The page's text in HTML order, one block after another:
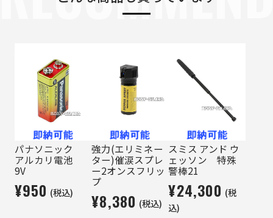
パナソニック
アルカリ電池
9V
¥950 (税込)
強力(エリミネー
ター)催涙スプレ
ー2オンスフリッ
プ
¥8,380 (税込)
スミス アンド ウ
ェッソン 特殊
警棒21
¥24,300 (税
込)